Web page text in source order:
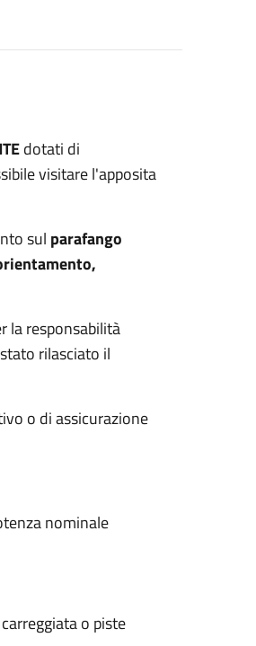
dotati di
visitare l'apposita
sul parafango
la responsabilità
rilasciato il
o di assicurazione
nominale
o piste